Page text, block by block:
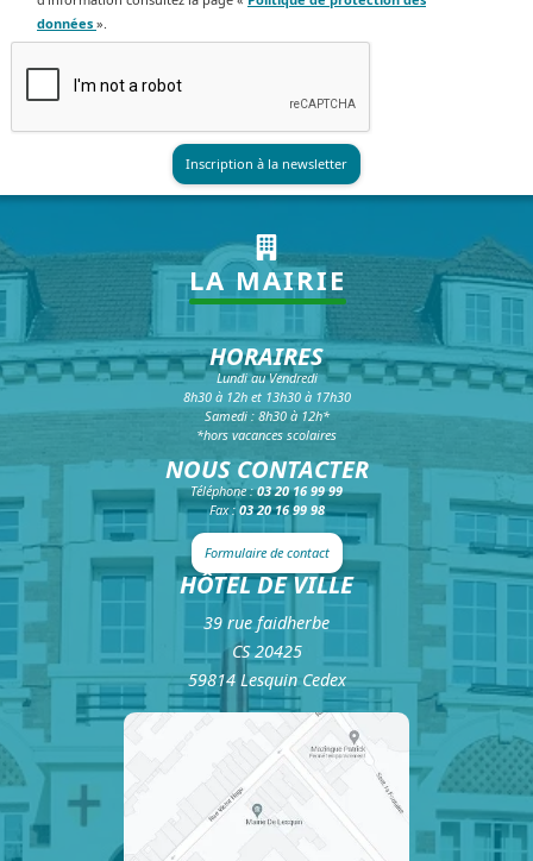
données ».
LA MAIRIE
HORAIRES
Lundi au Vendredi
8h30 à 12h et 13h30 à 17h30
Samedi : 8h30 à 12h*
*hors vacances scolaires
NOUS CONTACTER
Téléphone :03 20 16 99 99
Fax : 03 20 16 99 98
Formulaire de contact
HÔTEL DE VILLE
39 rue faidherbe
CS 20425
59814 Lesquin Cedex